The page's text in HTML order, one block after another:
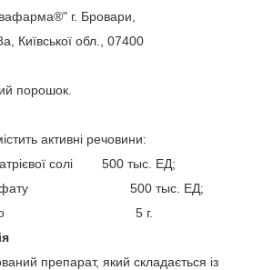
г. Бровари,
Київської обл., 07400
порошок.
активні речовини:
натрієвої солі 500 тыс. ЕД;
сульфату 500 тыс. ЕД;
білого 5 г.
препарат, який складається із